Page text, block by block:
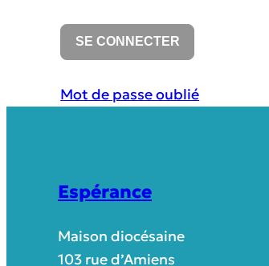
Mot de passe oublié
Espérance
Maison diocésaine
103 rue d’Amiens